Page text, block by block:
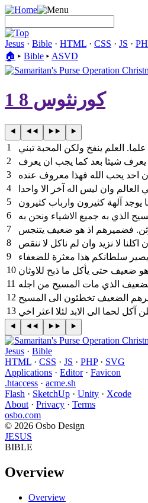
Jesus · Bible · HTML · CSS · JS ·
🏠︎ ▸ Bible ▸ ASVD
1 كورنثوس 8
1
2
3
4
5
6
7
8
9
10 ضعيف حتى يأكل ما ذبح للاوثان
11
12
13 لحما الى الابد لئلا اعثر اخي
Jesus · Bible
HTML · CSS · JS · PHP· SVG
Applications · Editor· Favicon
.htaccess · acme.sh
Flash · SketchUp · Unity · Xcode
About · Privacy · Terms
osbo.com
© 2026 Osbo Design
JESUS
BIBLE
Overview
Overview